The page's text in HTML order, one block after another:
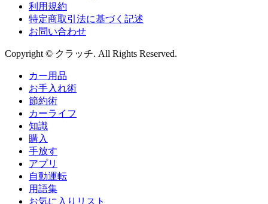
利用規約
特定商取引法に基づく記述
お問い合わせ
Copyright © クラッチ. All Rights Reserved.
カー用品
お手入れ術
節約術
カーライフ
知識
購入
手放す
アプリ
自動運転
用語集
お気に入りリスト